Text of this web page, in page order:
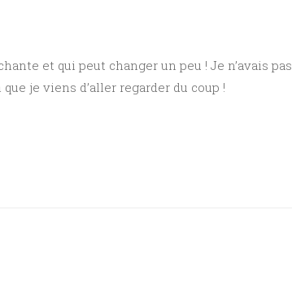
et qui peut changer un peu ! Je n’avais pas
je viens d’aller regarder du coup !